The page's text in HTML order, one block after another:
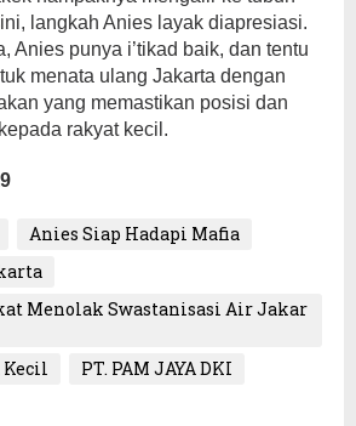
langkah Anies layak diapresiasi.
Anies punya i’tikad baik, dan tentu
menata ulang Jakarta dengan
yang memastikan posisi dan
rakyat kecil.
Anies Siap Hadapi Mafia
Menolak Swastanisasi Air Jakar
PT. PAM JAYA DKI